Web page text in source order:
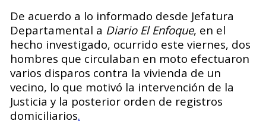
De acuerdo a lo informado desde Jefatura
Departamental a Diario El Enfoque, en el
hecho investigado, ocurrido este viernes, dos
hombres que circulaban en moto efectuaron
varios disparos contra la vivienda de un
vecino, lo que motivó la intervención de la
Justicia y la posterior orden de registros
domiciliarios.